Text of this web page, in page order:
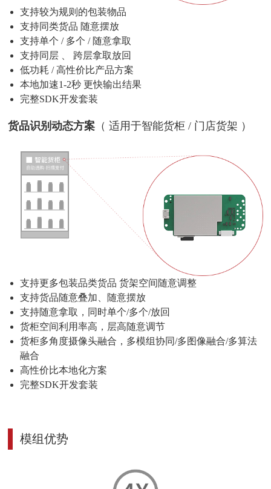
支持较为规则的包装物品
支持同类货品 随意摆放
支持单个 / 多个 / 随意拿取
支持同层 、 跨层拿取放回
低功耗 / 高性价比产品方案
本地加速1-2秒 更快输出结果
完整SDK开发套装
货品识别动态方案 （ 适用于智能货柜 / 门店货架 ）
支持更多包装品类货品 货架空间随意调整
支持货品随意叠加、随意摆放
支持随意拿取，同时单个/多个/放回
货柜空间利用率高，层高随意调节
货柜多角度摄像头融合，多模组协同/多图像融合/多算法
融合
高性价比本地化方案
完整SDK开发套装
模组优势